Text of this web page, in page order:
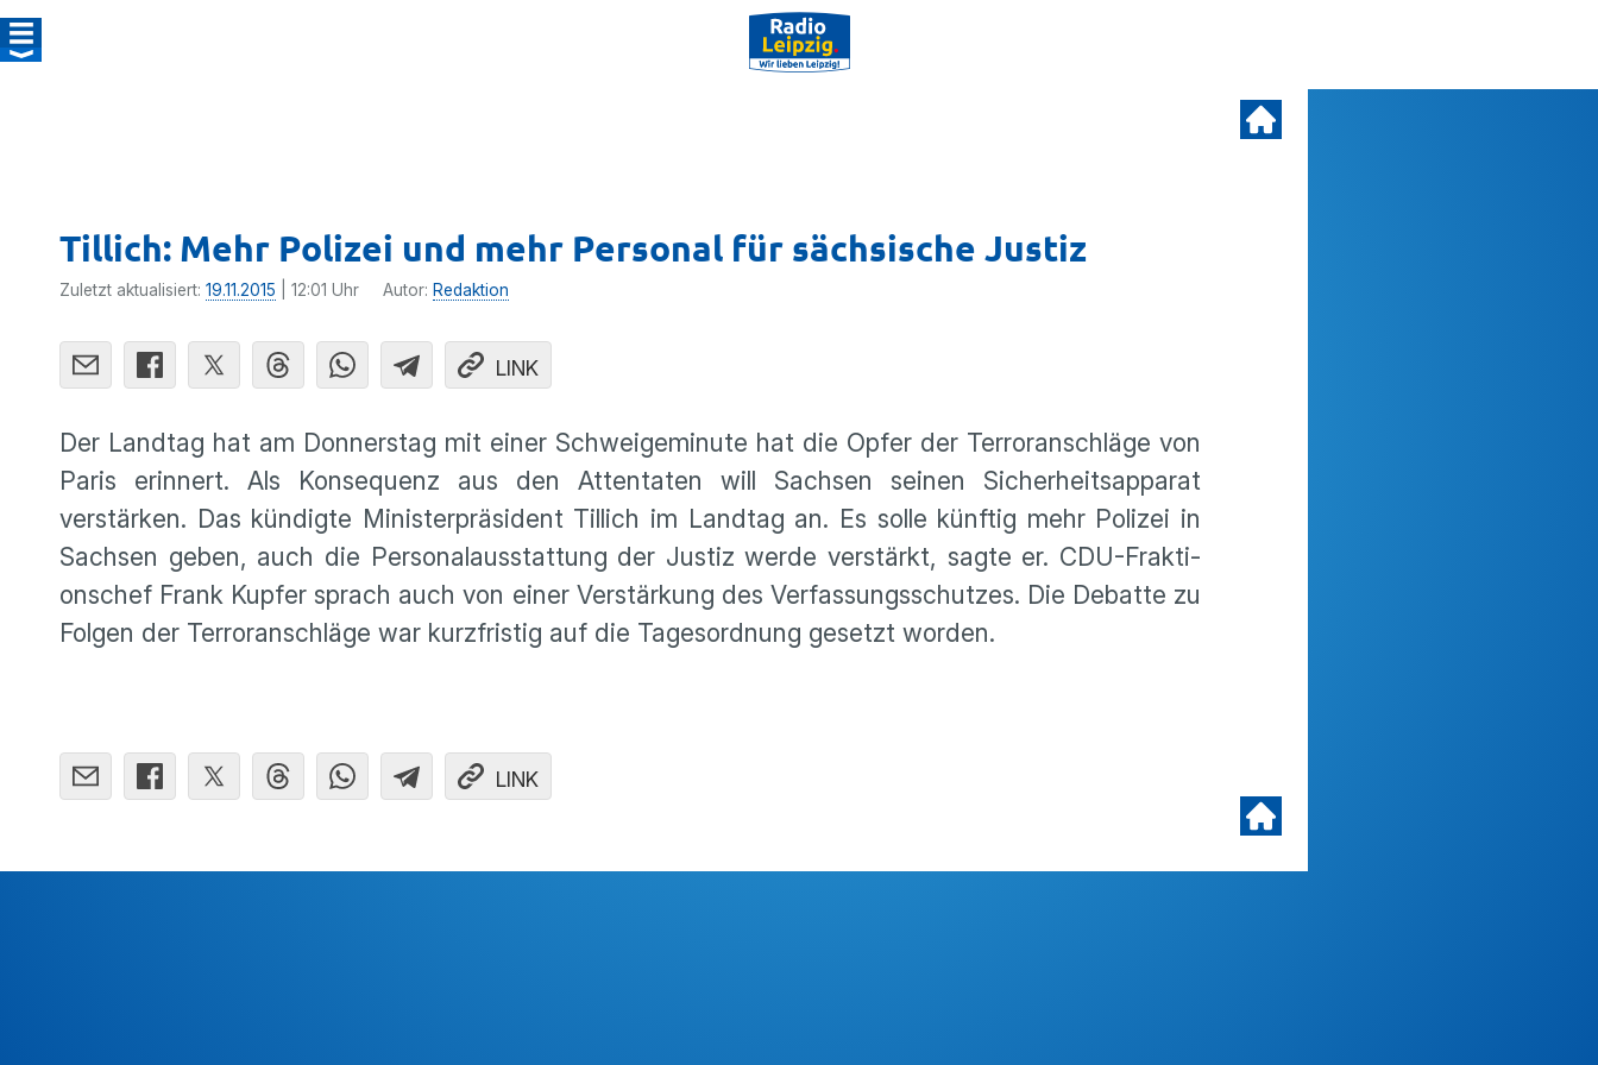
Tillich: Mehr Polizei und mehr Personal für sächsische Justiz
Zuletzt aktualisiert: 19.11.2015 | 12:01 Uhr Autor: Redaktion
LINK
Der Landtag hat am Donnerstag mit einer Schwei­ge­mi­nute hat die Opfer der Terror­an­schläge von
Paris erinnert. Als Konse­quenz aus den Atten­taten will Sachsen seinen Sicher­heits­ap­parat
verstärken. Das kündigte Minis­ter­prä­si­dent Tillich im Landtag an. Es solle künftig mehr Polizei in
Sachsen geben, auch die Perso­nal­aus­stat­tung der Justiz werde verstärkt, sagte er. CDU-Frakti­
ons­chef Frank Kupfer sprach auch von einer Verstär­kung des Verfas­sungs­schutzes. Die Debatte zu
Folgen der Terror­an­schläge war kurzfristig auf die Tages­ord­nung gesetzt worden.
LINK